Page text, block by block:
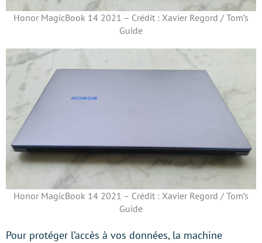
Honor MagicBook 14 2021 – Crédit : Xavier Regord / Tom’s
Guide
Honor MagicBook 14 2021 – Crédit : Xavier Regord / Tom’s
Guide
Pour protéger l’accès à vos données, la machine